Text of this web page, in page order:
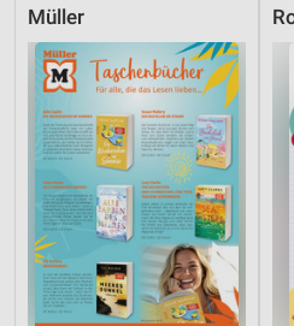
Müller
Verwendung von Profilen zur
personalisierter Inhalte
Messung der Werbeleistung
Messung der Performance von
Analyse von Zielgruppen durch
Kombinationen von Daten aus
Quellen
Entwicklung und Verbesserung